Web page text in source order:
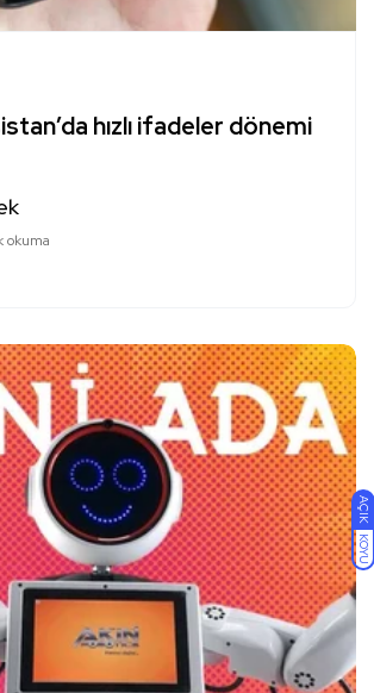
AÇIK
KOYU
hızlı ifadeler dönemi
okuma